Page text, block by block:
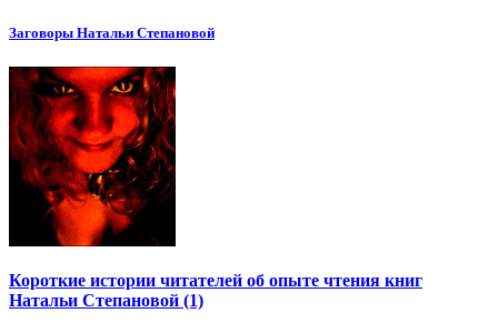
Заговоры Натальи Степановой
Короткие истории читателей об опыте чтения книг
Натальи Степановой (1)